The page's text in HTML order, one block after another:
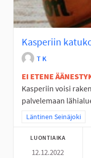
Kasperiin
T K
EI ETENE
Kasperiin voisi
palvelemaan
Rajaa tulokset
Läntinen Seinäjoki
LUONTIAIKA
12.12.2022